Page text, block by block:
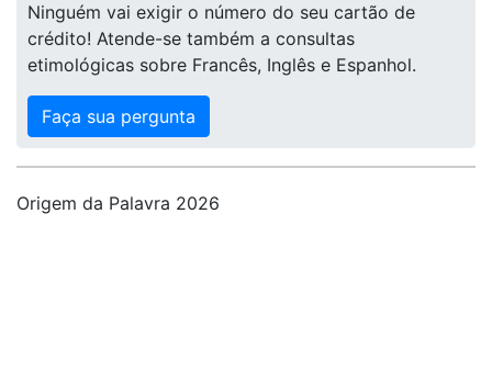
Ninguém vai exigir o número do seu cartão de
crédito! Atende-se também a consultas
etimológicas sobre Francês, Inglês e Espanhol.
Faça sua pergunta
Origem da Palavra 2026